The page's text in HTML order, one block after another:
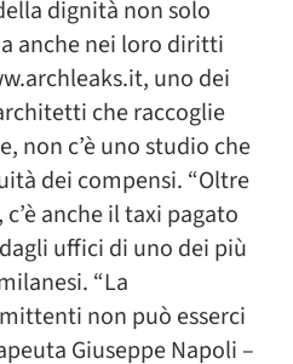
dignità non solo
anche nei loro diritti
uno dei
che raccoglie
non c’è uno studio che
dei compensi. “Oltre
anche il taxi pagato
uffici di uno dei più
“La
non può esserci
Giuseppe Napoli –